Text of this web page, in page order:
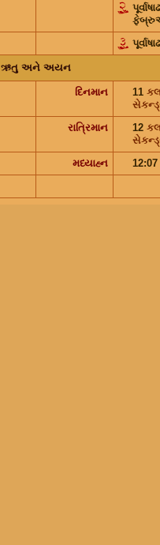
ઋતુ અને અયન
દિનમાન 11
રાત્રિમાન 12
મધ્યાહ્ન
12:07